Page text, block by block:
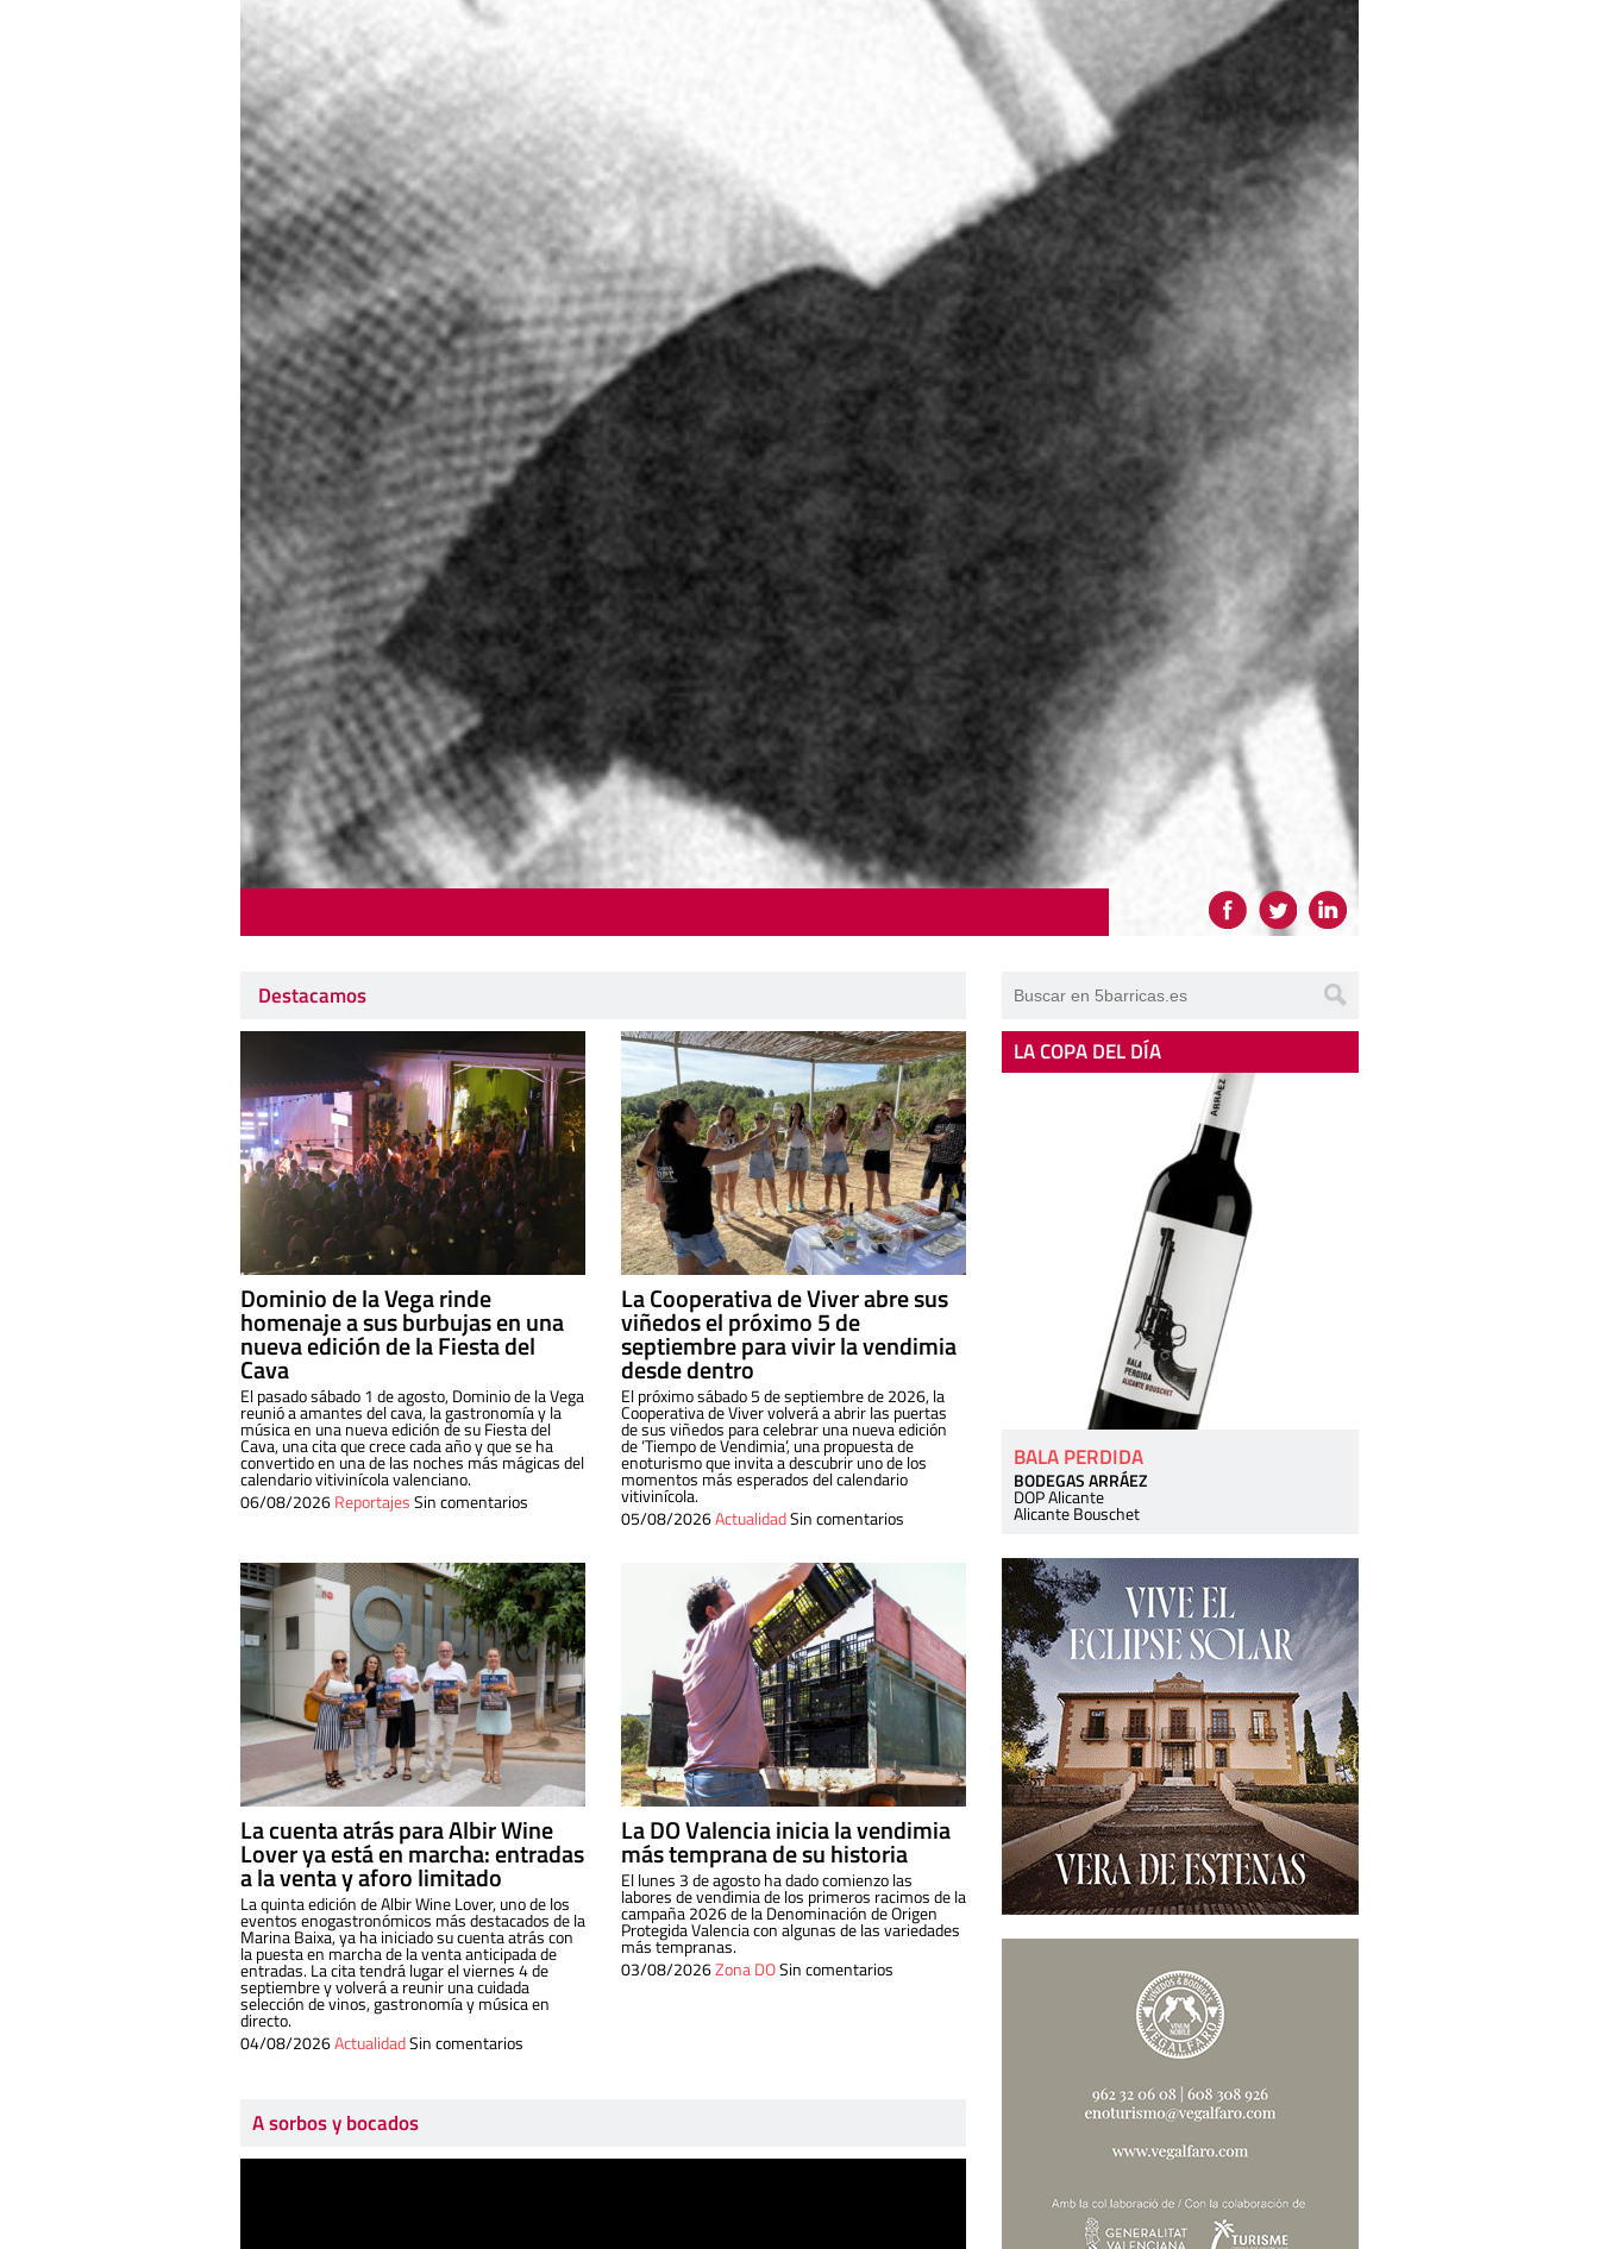
Destacamos
Dominio de la Vega rinde
homenaje a sus burbujas en una
nueva edición de la Fiesta del
Cava
El pasado sábado 1 de agosto, Dominio de la Vega
reunió a amantes del cava, la gastronomía y la
música en una nueva edición de su Fiesta del
Cava, una cita que crece cada año y que se ha
convertido en una de las noches más mágicas del
calendario vitivinícola valenciano.
06/08/2026ReportajesSin comentarios
La Cooperativa de Viver abre sus
viñedos el próximo 5 de
septiembre para vivir la vendimia
desde dentro
El próximo sábado 5 de septiembre de 2026, la
Cooperativa de Viver volverá a abrir las puertas
de sus viñedos para celebrar una nueva edición
de ‘Tiempo de Vendimia’, una propuesta de
enoturismo que invita a descubrir uno de los
momentos más esperados del calendario
vitivinícola.
05/08/2026ActualidadSin comentarios
La cuenta atrás para Albir Wine
Lover ya está en marcha: entradas
a la venta y aforo limitado
La quinta edición de Albir Wine Lover, uno de los
eventos enogastronómicos más destacados de la
Marina Baixa, ya ha iniciado su cuenta atrás con
la puesta en marcha de la venta anticipada de
entradas. La cita tendrá lugar el viernes 4 de
septiembre y volverá a reunir una cuidada
selección de vinos, gastronomía y música en
directo.
04/08/2026ActualidadSin comentarios
La DO Valencia inicia la vendimia
más temprana de su historia
El lunes 3 de agosto ha dado comienzo las
labores de vendimia de los primeros racimos de la
campaña 2026 de la Denominación de Origen
Protegida Valencia con algunas de las variedades
más tempranas.
03/08/2026Zona DOSin comentarios
A sorbos y bocados
LA COPA DEL DÍA
BALA PERDIDA
BODEGAS ARRÁEZ
DOP Alicante
Alicante Bouschet